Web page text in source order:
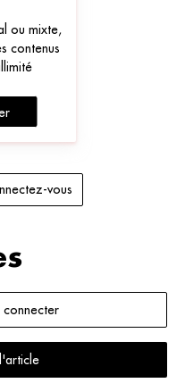
ou mixte,
contenus
vous
connecter